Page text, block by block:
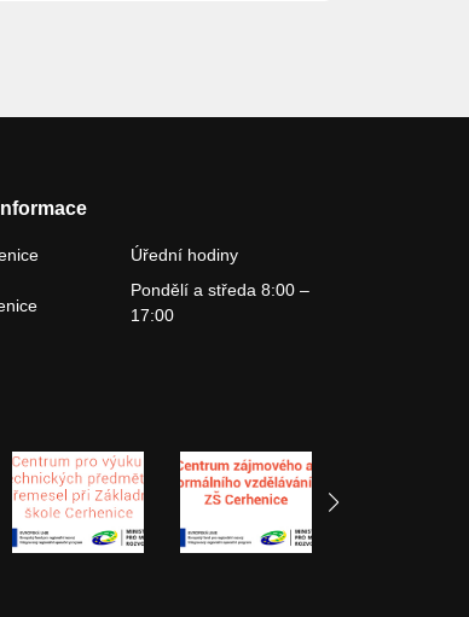
Úřední hodiny
Pondělí a středa 8:00 –
17:00